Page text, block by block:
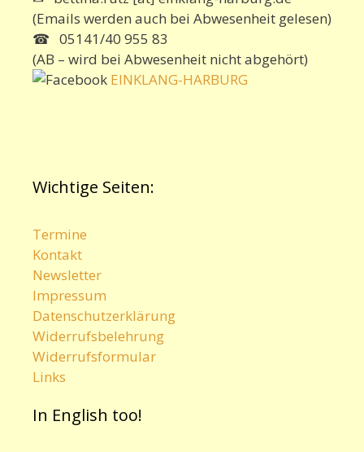
(Emails werden auch bei Abwesenheit gelesen)
☎ 05141/40 955 83
(AB – wird bei Abwesenheit nicht abgehört)
EINKLANG-HARBURG
Wichtige Seiten:
Termine
Kontakt
Newsletter
Impressum
Datenschutzerklärung
Widerrufsbelehrung
Widerrufsformular
Links
In English too!